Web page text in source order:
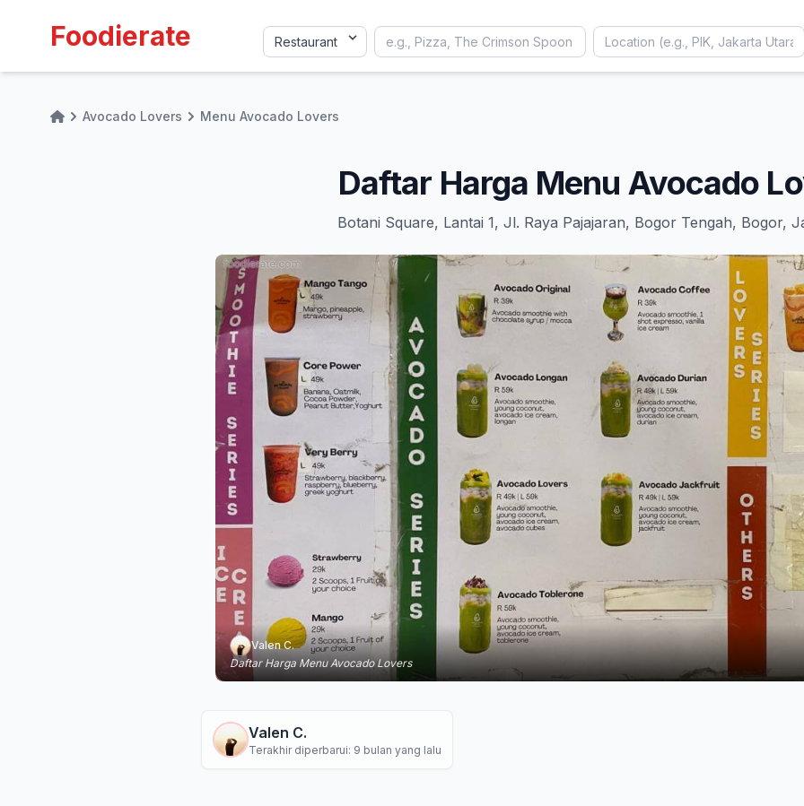
Foodierate
HomeAvocado Lovers Menu Avocado Lovers
Daftar Harga Menu Avocado
Botani Square, Lantai 1, Jl. Raya Pajajaran, Bogor Tengah, Bogor,
Valen C.
Daftar Harga Menu Avocado Lovers
Valen C.
Terakhir diperbarui: 9 bulan yang lalu